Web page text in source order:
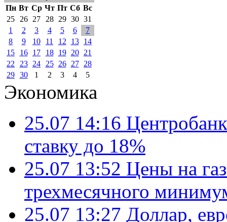
Пн Вт Ср Чт Пт Сб Вс
25
26 27 28 29 30 31
1
2 3 4 5 6
7
8
9 10 11 12 13
14
15
16 17 18 19 20
21
22
23 24 25 26 27
28
29 30 1 2 3 4 5
Экономика
25.07 14:16
ставку до 18%
25.07 13:52 Цены на
трехмесячного
25.07 13:27 Доллар,